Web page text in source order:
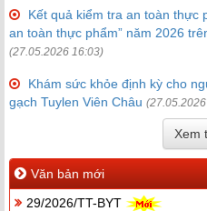
Kết quả kiểm tra an toàn thực
an toàn thực phẩm” năm 2026
(27.05.2026 16:03)
Khám sức khỏe định kỳ cho
gạch Tuylen Viên Châu
Xem
Văn bản mới
29/2026/TT-BYT